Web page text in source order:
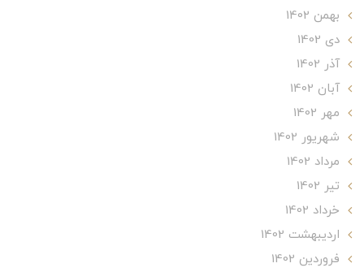
بهمن 1402
دی 1402
آذر 1402
آبان 1402
مهر 1402
شهریور 1402
مرداد 1402
تير 1402
خرداد 1402
ارديبهشت 1402
فروردین 1402